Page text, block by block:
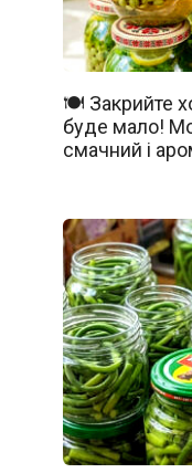
🍽️ Закрийте
буде мало!
смачний і